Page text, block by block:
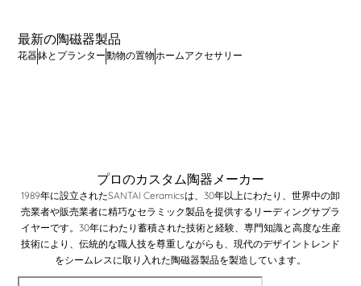
最新の陶磁器製品
花器鉢とプランター動物の置物 ホームアクセサリー
プロのカスタム陶器メーカー
1989年に設立されたSANTAI Ceramicsは、30年以上にわたり、世界中の卸
売業者や販売業者に精巧なセラミック製品を提供するリーディングサプラ
イヤーです。30年にわたり蓄積された技術と経験、専門知識と高度な生産
技術により、伝統的な職人技を尊重しながらも、現代のデザイントレンド
をシームレスに取り入れた陶磁器製品を製造しています。